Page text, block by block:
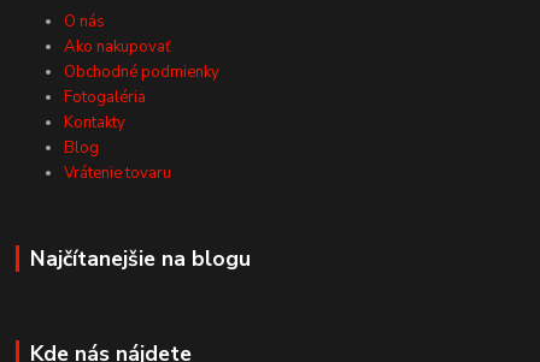
O nás
Ako nakupovať
Obchodné podmienky
Fotogaléria
Kontakty
Blog
Vrátenie tovaru
Najčítanejšie na blogu
Kde nás nájdete